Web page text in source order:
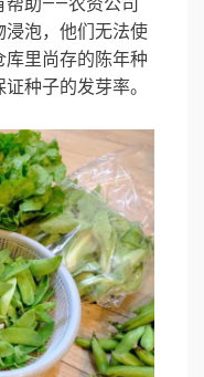
浸泡，他们无法使
里尚存的陈年种
种子的发芽率。